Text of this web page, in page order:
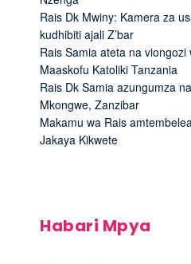
Rais Dk Mwiny: Kamera za
kudhibiti ajali Z’bar
Rais Samia ateta na viongozi
Maaskofu Katoliki Tanzania
Rais Dk Samia azungumza
Mkongwe, Zanzibar
Makamu wa Rais
Jakaya Kikwete
Habari Mpya